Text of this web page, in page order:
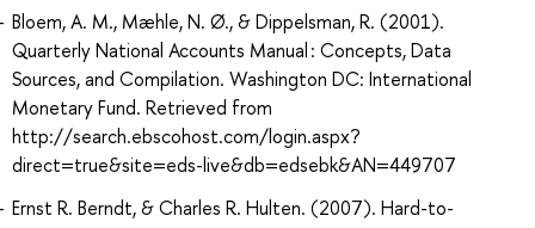
Bloem, A. M., Mæhle, N. Ø., & Dippelsman, R. (2001).
Quarterly National Accounts Manual : Concepts, Data
Sources, and Compilation. Washington DC: International
Monetary Fund. Retrieved from
http://search.ebscohost.com/login.aspx?
direct=true&site=eds-live&db=edsebk&AN=449707
Ernst R. Berndt, & Charles R. Hulten. (2007). Hard-to-